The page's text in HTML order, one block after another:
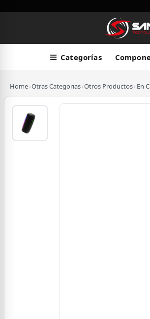
Categorías
Home›Otras Categorias›Otros Productos›En